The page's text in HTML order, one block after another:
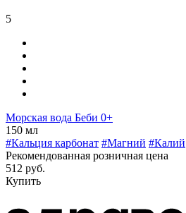
5
Морская вода Беби 0+
150 мл
#Кальция карбонат #Магний #Калий
Рекомендованная розничная цена
512 руб.
Купить